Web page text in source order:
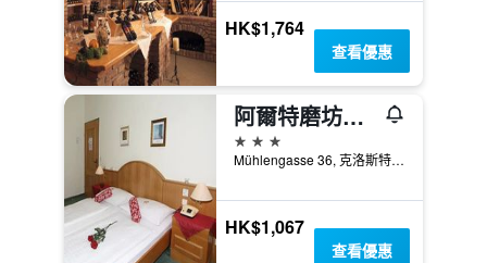
HK$1,764
查看優惠
阿爾特磨坊膳食公寓酒店
3星級
Mühlengasse 36, 克洛斯特新堡, 下奧地利州, 奧地利
HK$1,067
查看優惠